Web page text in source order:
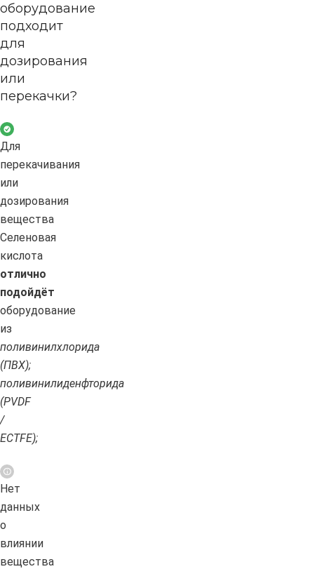
оборудование
подходит
для
дозирования
или
перекачки?
Для
перекачивания
или
дозирования
вещества
Селеновая
кислота
отлично
подойдёт
оборудование
из
поливинилхлорида
(ПВХ);
поливинилиденфторида
(PVDF
/
ECTFE);
Нет
данных
о
влиянии
вещества